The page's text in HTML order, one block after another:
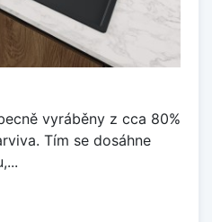
vyráběny z cca 80%
Tím se dosáhne